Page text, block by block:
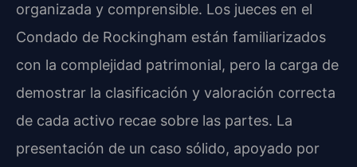
organizada y comprensible. Los jueces en el
Condado de Rockingham están familiarizados
con la complejidad patrimonial, pero la carga de
demostrar la clasificación y valoración correcta
de cada activo recae sobre las partes. La
presentación de un caso sólido, apoyado por